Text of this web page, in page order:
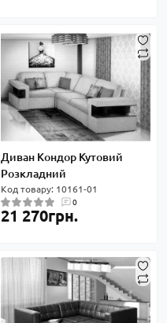
Диван Кондор Кутовий
Розкладний
Код товару: 10161-01
0
21 270грн.